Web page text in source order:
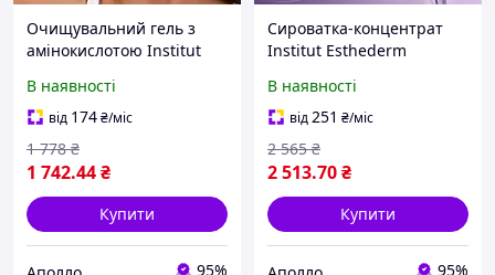
Очищувальний гель з
амінокислотою Institut
Естедерм) Intensive
Propolis+ Amino Acid
Purifying Cleansing Gel
В наявності
від 174₴/міс
1 742.44₴
1 778 ₴
Купити
95%
Сироватка-концентрат
Institut Esthederm
Propolis+ Salicylic Acid
Concentrate Serum 30 мл
очищення
В наявності
від251 ₴/міс
2 513.70₴
2 565 ₴
Купити
95%